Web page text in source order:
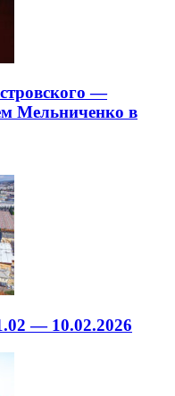
—
Мельниченко в
— 10.02.2026